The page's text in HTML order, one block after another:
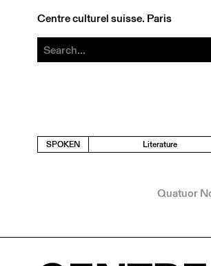
Centre culturel suisse. Paris
SPOKEN Literature
Quatuor